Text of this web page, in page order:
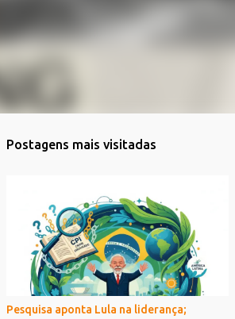
Postagens mais visitadas
Pesquisa aponta Lula na liderança;